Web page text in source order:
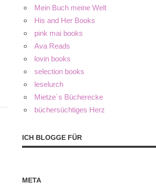
Mein Buch meine Welt
His and Her Books
pink mai books
Ava Reads
lovin books
selection books
leselurch
Mietze´s Bücherecke
büchersüchtiges Herz
ICH BLOGGE FÜR
META